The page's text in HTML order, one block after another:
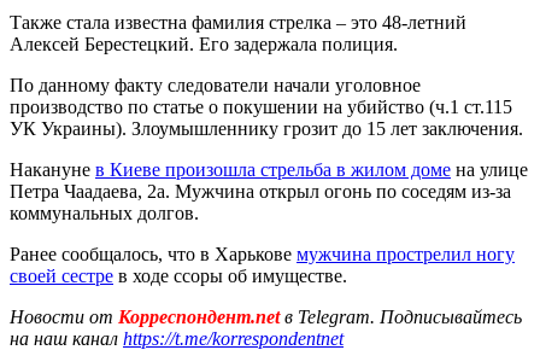
Также стала известна фамилия стрелка – это 48-летний
Алексей Берестецкий. Его задержала полиция.
По данному факту следователи начали уголовное
производство по статье о покушении на убийство (ч.1 ст.115
УК Украины). Злоумышленнику грозит до 15 лет заключения.
Накануне в Киеве произошла стрельба в жилом доме на улице
Петра Чаадаева, 2а. Мужчина открыл огонь по соседям из-за
коммунальных долгов.
Ранее сообщалось, что в Харькове мужчина прострелил ногу
своей сестре в ходе ссоры об имуществе.
Новости от Корреспондент.netв Telegram. Подписывайтесь
на наш канал https://t.me/korrespondentnet